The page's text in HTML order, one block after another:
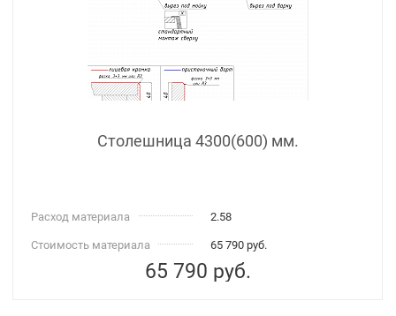
Столешница 4300(600) мм.
Расход материала 2.58
Стоимость материала 65 790 руб.
65 790 руб.